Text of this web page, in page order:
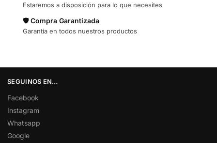
Estaremos a disposición para lo que necesites
🛡️ Compra Garantizada
Garantía en todos nuestros productos
SEGUINOS EN…
Facebook
Instagram
Whatsapp
Google